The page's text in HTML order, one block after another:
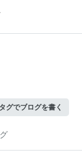
グでブログを書く